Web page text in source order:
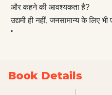
और कहने की आवश्यकता है?
उद्यमी ही नहीं, जनसामान्य के लिए
"
Book Details